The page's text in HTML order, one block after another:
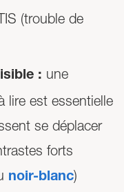
(trouble de
: une
lire est essentielle
se déplacer
forts
noir-blanc)